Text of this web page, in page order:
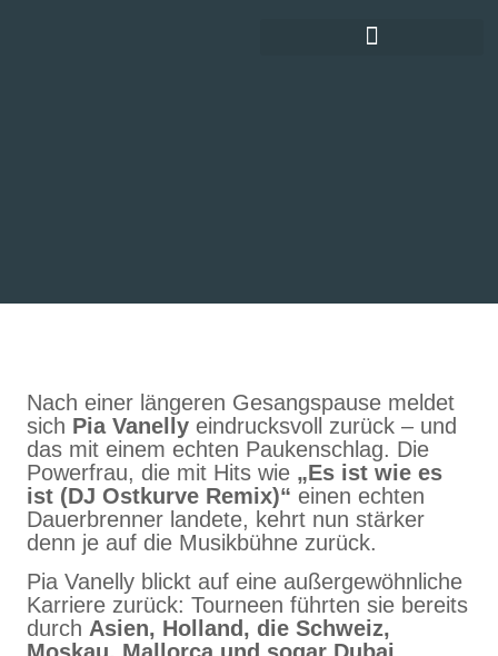
Nach einer längeren Gesangspause meldet
sich Pia Vanelly eindrucksvoll zurück – und
das mit einem echten Paukenschlag. Die
Powerfrau, die mit Hits wie „Es ist wie es
ist (DJ Ostkurve Remix)“ einen echten
Dauerbrenner landete, kehrt nun stärker
denn je auf die Musikbühne zurück.
Pia Vanelly blickt auf eine außergewöhnliche
Karriere zurück: Tourneen führten sie bereits
durch Asien, Holland, die Schweiz,